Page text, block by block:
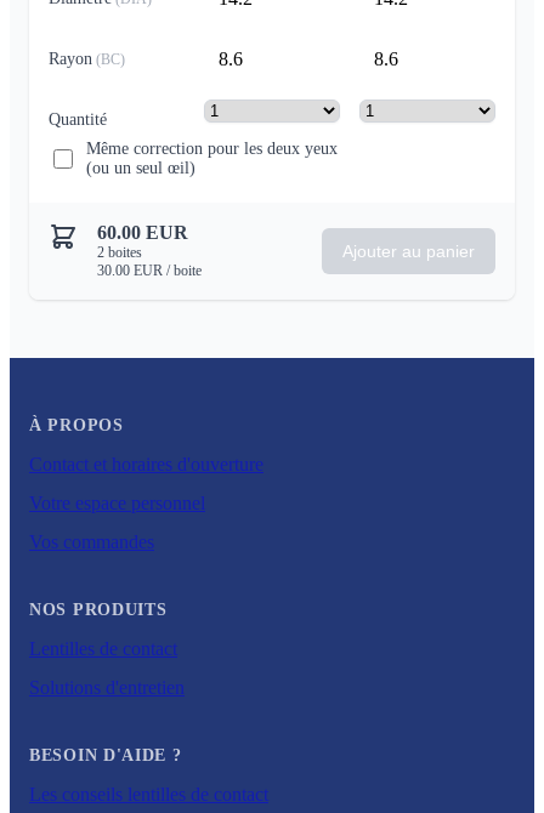
Rayon (BC) 8.6 8.6
Quantité
Même correction pour les deux yeux
(ou un seul œil)
60.00 EUR
2 boites
30.00 EUR / boite
Ajouter au panier
À PROPOS
Contact et horaires d'ouverture
Votre espace personnel
Vos commandes
NOS PRODUITS
Lentilles de contact
Solutions d'entretien
BESOIN D'AIDE ?
Les conseils lentilles de contact